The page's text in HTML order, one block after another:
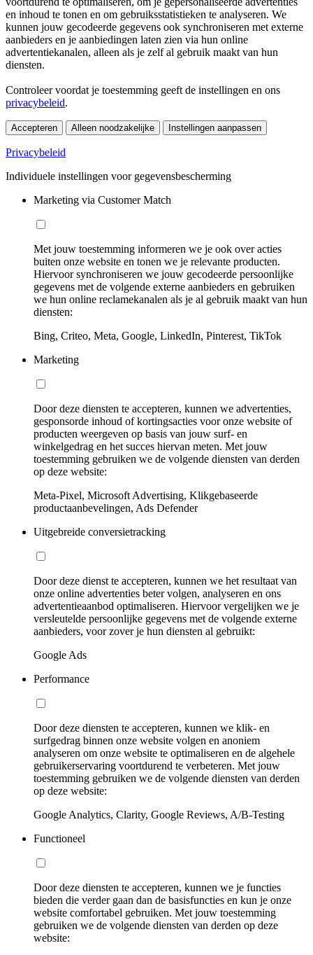
en inhoud te tonen en om gebruiksstatistieken te analyseren. We
kunnen jouw gecodeerde gegevens ook synchroniseren met externe
aanbieders en je aanbiedingen laten zien via hun online
advertentiekanalen, alleen als je zelf al gebruik maakt van hun
diensten.
Controleer voordat je toestemming geeft de instellingen en ons
privacybeleid.
Accepteren Alleen noodzakelijke Instellingen aanpassen
Privacybeleid
Individuele instellingen voor gegevensbescherming
Marketing via Customer Match
Met jouw toestemming informeren we je ook over acties
buiten onze website en tonen we je relevante producten.
Hiervoor synchroniseren we jouw gecodeerde persoonlijke
gegevens met de volgende externe aanbieders en gebruiken
we hun online reclamekanalen als je al gebruik maakt van hun
diensten:
Bing, Criteo, Meta, Google, LinkedIn, Pinterest, TikTok
Marketing
Door deze diensten te accepteren, kunnen we advertenties,
gesponsorde inhoud of kortingsacties voor onze website of
producten weergeven op basis van jouw surf- en
winkelgedrag en het succes hiervan meten. Met jouw
toestemming gebruiken we de volgende diensten van derden
op deze website:
Meta-Pixel, Microsoft Advertising, Klikgebaseerde
productaanbevelingen, Ads Defender
Uitgebreide conversietracking
Door deze dienst te accepteren, kunnen we het resultaat van
onze online advertenties beter volgen, analyseren en ons
advertentieaanbod optimaliseren. Hiervoor vergelijken we je
versleutelde persoonlijke gegevens met de volgende externe
aanbieders, voor zover je hun diensten al gebruikt:
Google Ads
Performance
Door deze diensten te accepteren, kunnen we klik- en
surfgedrag binnen onze website volgen en anoniem
analyseren om onze website te optimaliseren en de algehele
gebruikerservaring voortdurend te verbeteren. Met jouw
toestemming gebruiken we de volgende diensten van derden
op deze website:
Google Analytics, Clarity, Google Reviews, A/B-Testing
Functioneel
Door deze diensten te accepteren, kunnen we je functies
bieden die verder gaan dan de basisfuncties en kun je onze
website comfortabel gebruiken. Met jouw toestemming
gebruiken we de volgende diensten van derden op deze
website: